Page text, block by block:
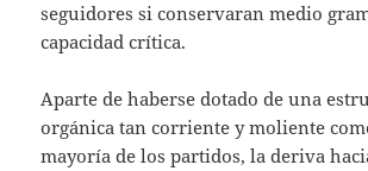
seguidores si conservaran medio
capacidad crítica.
Aparte de haberse dotado de una
orgánica tan corriente y moliente
mayoría de los partidos, la deriva